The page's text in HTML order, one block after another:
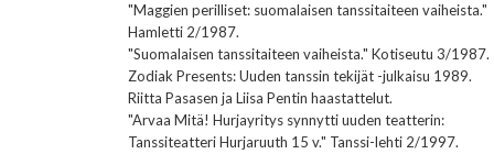
"Maggien perilliset: suomalaisen tanssitaiteen vaiheista."
Hamletti 2/1987.
"Suomalaisen tanssitaiteen vaiheista." Kotiseutu 3/1987.
Zodiak Presents: Uuden tanssin tekijät -julkaisu 1989.
Riitta Pasasen ja Liisa Pentin haastattelut.
"Arvaa Mitä! Hurjayritys synnytti uuden teatterin:
Tanssiteatteri Hurjaruuth 15 v." Tanssi-lehti 2/1997.